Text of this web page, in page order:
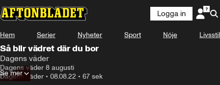
Logga in
Hem Serier Nyheter Sport Nöje Livsstil
Så blir vädret där du bor
Dagens väder
Dagens väder 8 augusti
Dagens väder • 08.08.22 • 67 sek
Se mer